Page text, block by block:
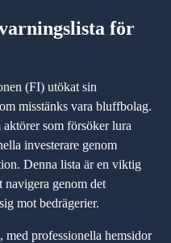
för
(FI) utökat sin
misstänks vara bluffbolag.
som försöker lura
investerare genom
Denna lista är en viktig
navigera genom det
mot bedrägerier.
professionella hemsidor